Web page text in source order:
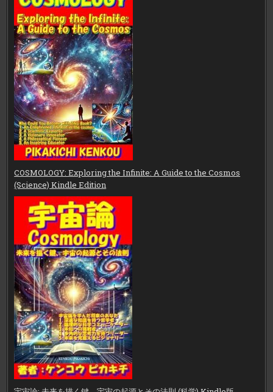
COSMOLOGY: Exploring the Infinite: A Guide to the Cosmos
(Science) Kindle Edition